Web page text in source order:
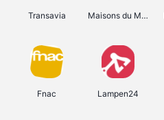
Transavia Maisons du Monde
Fnac Lampen24